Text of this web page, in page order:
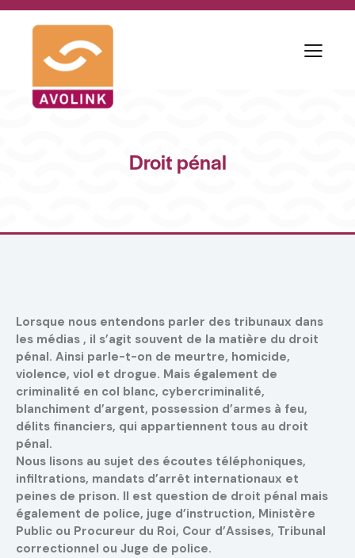
Droit pénal
Lorsque nous entendons parler des tribunaux dans
les médias , il s’agit souvent de la matière du droit
pénal. Ainsi parle-t-on de meurtre, homicide,
violence, viol et drogue. Mais également de
criminalité en col blanc, cybercriminalité,
blanchiment d’argent, possession d’armes à feu,
délits financiers, qui appartiennent tous au droit
pénal.
Nous lisons au sujet des écoutes téléphoniques,
infiltrations, mandats d’arrêt internationaux et
peines de prison. Il est question de droit pénal mais
également de police, juge d’instruction, Ministère
Public ou Procureur du Roi, Cour d’Assises, Tribunal
correctionnel ou Juge de police.